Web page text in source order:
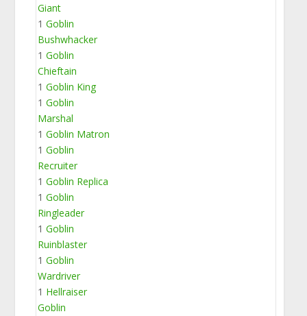
Giant
1Goblin
Bushwhacker
1Goblin
Chieftain
1Goblin King
1Goblin
Marshal
1Goblin Matron
1Goblin
Recruiter
1Goblin Replica
1Goblin
Ringleader
1Goblin
Ruinblaster
1Goblin
Wardriver
1 Hellraiser
Goblin